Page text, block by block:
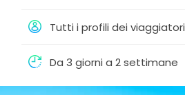
Tutti i profili dei viaggiatori
Da 3 giorni a 2 settimane